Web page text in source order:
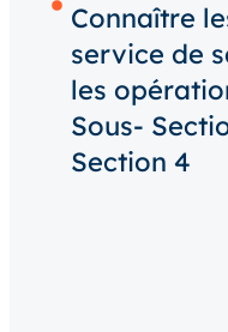
Connaître
service de
les
Sous-
Section 4